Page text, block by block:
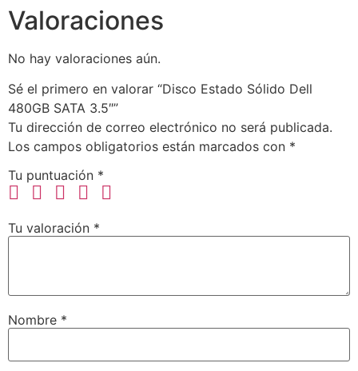
Valoraciones
No hay valoraciones aún.
Sé el primero en valorar “Disco Estado Sólido Dell
480GB SATA 3.5″”
Tu dirección de correo electrónico no será publicada.
Los campos obligatorios están marcados con *
Tu puntuación *
Tu valoración *
Nombre *